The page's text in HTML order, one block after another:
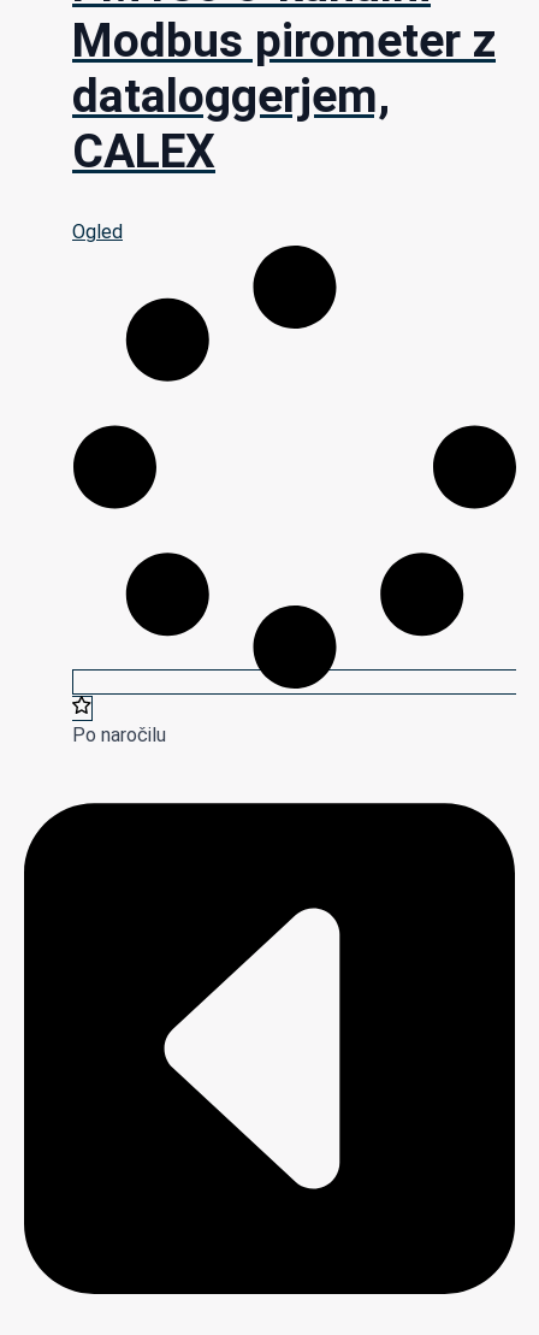
Modbus pirometer z
dataloggerjem,
CALEX
Ogled
Po naročilu